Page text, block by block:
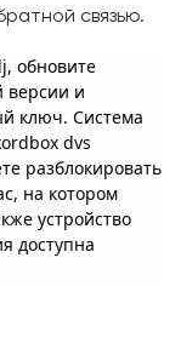
связью.
обновите
версии и
ключ. Система
dvs
разблокировать
на котором
устройство
доступна